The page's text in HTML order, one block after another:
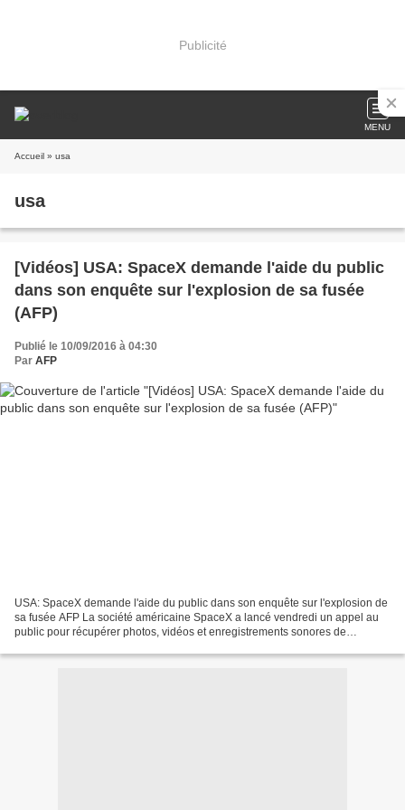
Publicité
MENU
Accueil » usa
usa
[Vidéos] USA: SpaceX demande l'aide du public
dans son enquête sur l'explosion de sa fusée
(AFP)
Publié le 10/09/2016 à 04:30
Par AFP
USA: SpaceX demande l'aide du public dans son enquête sur l'explosion de
sa fusée AFP La société américaine SpaceX a lancé vendredi un appel au
public pour récupérer photos, vidéos et enregistrements sonores de